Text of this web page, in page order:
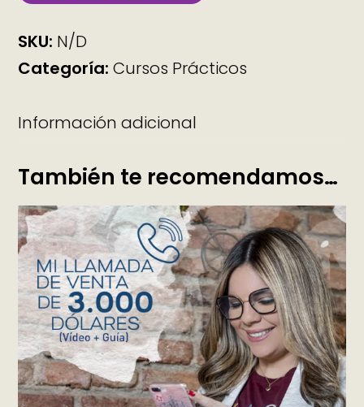
SKU: N/D
Categoría: Cursos Prácticos
Información adicional
También te recomendamos…